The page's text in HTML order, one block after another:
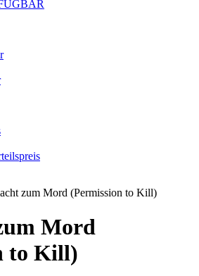
zum Mord (Permission to Kill)
Mord
to Kill)